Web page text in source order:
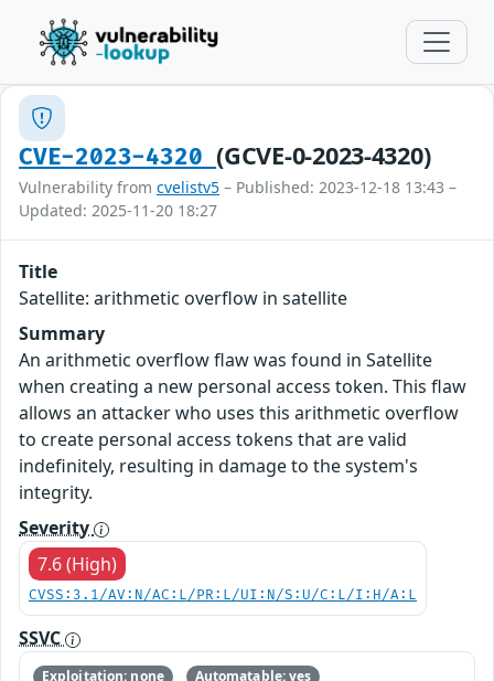
CVE-2023-4320(GCVE-0-2023-4320)
Vulnerability from cvelistv5 – Published: 2023-12-18 13:43 –
Updated: 2025-11-20 18:27
Title
Satellite: arithmetic overflow in satellite
Summary
An arithmetic overflow flaw was found in Satellite
when creating a new personal access token. This flaw
allows an attacker who uses this arithmetic overflow
to create personal access tokens that are valid
indefinitely, resulting in damage to the system's
integrity.
Severity
7.6 (High)
CVSS:3.1/AV:N/AC:L/PR:L/UI:N/S:U/C:L/I:H/A:L
SSVC
Exploitation: none
Automatable: yes